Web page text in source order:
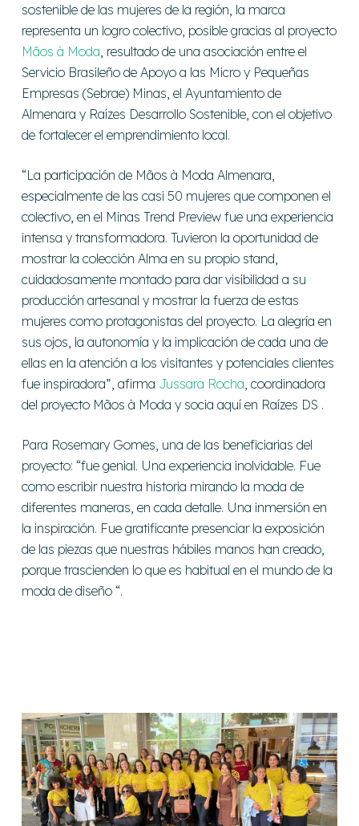
sostenible de las mujeres de la región, la marca
representa un logro colectivo, posible gracias al proyecto
Mãos à Moda , resultado de una asociación entre el
Servicio Brasileño de Apoyo a las Micro y Pequeñas
Empresas (Sebrae) Minas, el Ayuntamiento de
Almenara y Raízes Desarrollo Sostenible, con el objetivo
de fortalecer el emprendimiento local.
“La participación de Mãos à Moda Almenara,
especialmente de las casi 50 mujeres que componen el
colectivo, en el Minas Trend Preview fue una experiencia
intensa y transformadora. Tuvieron la oportunidad de
mostrar la colección Alma en su propio stand,
cuidadosamente montado para dar visibilidad a su
producción artesanal y mostrar la fuerza de estas
mujeres como protagonistas del proyecto. La alegría en
sus ojos, la autonomía y la implicación de cada una de
ellas en la atención a los visitantes y potenciales clientes
fue inspiradora”, afirma Jussara Rocha , coordinadora
del proyecto Mãos à Moda y socia aquí en Raízes DS .
Para Rosemary Gomes, una de las beneficiarias del
proyecto: “fue genial. Una experiencia inolvidable. Fue
como escribir nuestra historia mirando la moda de
diferentes maneras, en cada detalle. Una inmersión en
la inspiración. Fue gratificante presenciar la exposición
de las piezas que nuestras hábiles manos han creado,
porque trascienden lo que es habitual en el mundo de la
moda de diseño“.